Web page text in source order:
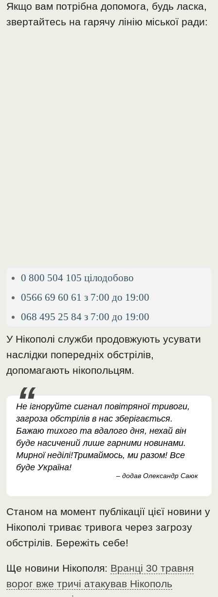
Якщо вам потрібна допомога, будь ласка,
звертайтесь на гарячу лінію міської ради:
0 800 504 105 цілодобово
0566 69 60 61 з 7:00 до 19:00
068 495 25 84 з 7:00 до 19:00
У Нікополі служби продовжують усувати
наслідки попередніх обстрілів,
допомагають нікопольцям.
Не ігноруйте сигнал повітряної тривоги,
загроза обстрілів в нас зберігається.
Бажаю тихого та вдалого дня, нехай він
буде насичений лише гарними новинами.
Мирної неділі!Тримаймось, ми разом! Все
буде Україна!
– додав Олександр Саюк
Станом на момент публікації цієї новини у
Нікополі триває тривога через загрозу
обстрілів. Бережіть себе!
Ще новини Нікополя: Вранці 30 травня
ворог вже тричі атакував Нікополь